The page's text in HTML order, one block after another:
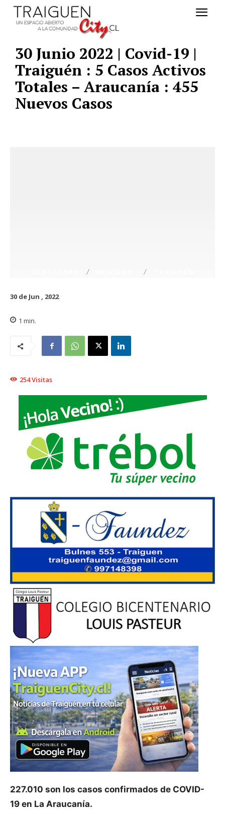
30 Junio 2022 | Covid-19 |
Traiguén : 5 Casos Activos
Totales – Araucanía : 455
Nuevos Casos
30 de Jun , 2022
1 min.
254Visitas
227.010 son los casos confirmados de COVID-
19 en La Araucanía.